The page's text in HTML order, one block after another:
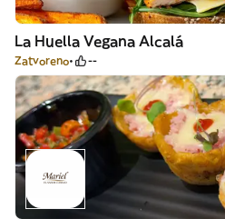
La Huella Vegana Alcalá
Zatvoreno --